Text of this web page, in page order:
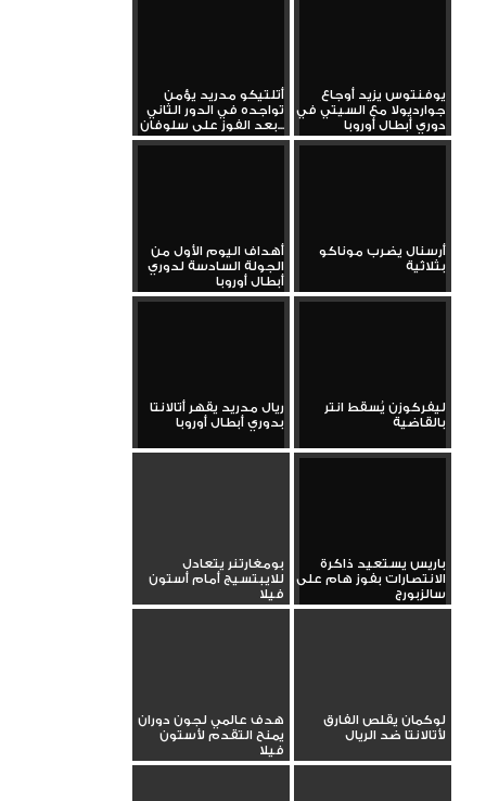
يوفنتوس يزيد أوجاع
جوارديولا مع السيتي في
دوري أبطال أوروبا
أتلتيكو مدريد يؤمن
تواجده في الدور الثاني
بعد الفوز على سلوفان...
أرسنال يضرب موناكو
بثلاثية
أهداف اليوم الأول من
الجولة السادسة لدوري
أبطال أوروبا
ليفركوزن يُسقط انتر
بالقاضية
ريال مدريد يقهر أتالانتا
بدوري أبطال أوروبا
باريس يستعيد ذاكرة
الانتصارات بفوز هام على
سالزبورج
بومغارتنر يتعادل
للايبتسيج أمام أستون
فيلا
لوكمان يقلص الفارق
لأتالانتا ضد الريال
هدف عالمي لجون دوران
يمنح التقدم لأستون
فيلا